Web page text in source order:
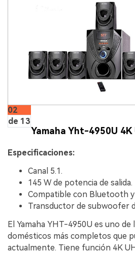
02
de 13
Yamaha Yht-4950U 4K
Especificaciones:
Canal 5.1.
145 W de potencia de salida.
Compatible con Bluetooth y
Transductor de subwoofer
El Yamaha YHT-4950U es uno
domésticos más completos que
actualmente. Tiene función 4K